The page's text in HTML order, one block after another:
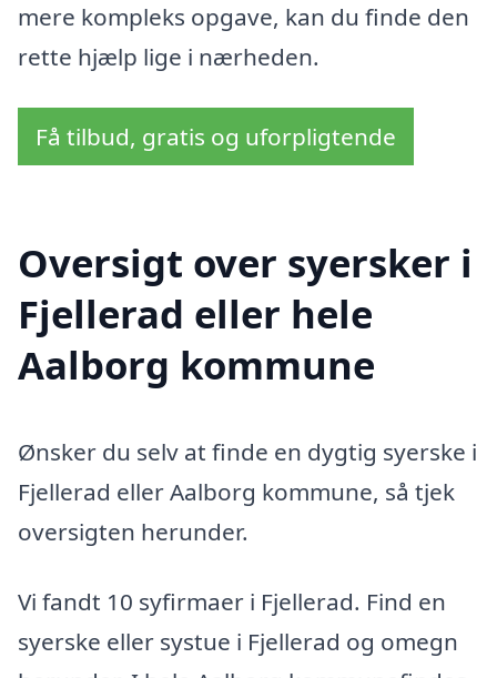
mere kompleks opgave, kan du finde den
rette hjælp lige i nærheden.
Få tilbud, gratis og uforpligtende
Oversigt over syersker i
Fjellerad eller hele
Aalborg kommune
Ønsker du selv at finde en dygtig syerske i
Fjellerad eller Aalborg kommune, så tjek
oversigten herunder.
Vi fandt 10 syfirmaer i Fjellerad. Find en
syerske eller systue i Fjellerad og omegn